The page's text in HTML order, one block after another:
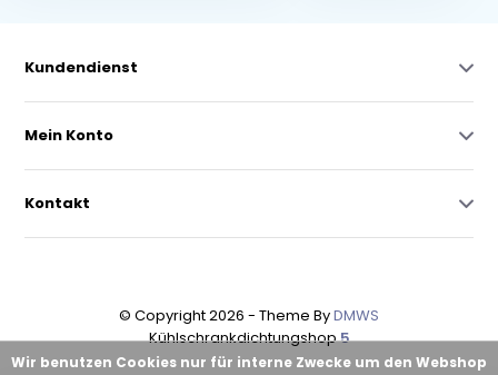
Kundendienst
Mein Konto
Kontakt
© Copyright 2026 - Theme ByDMWS
Kühlschrankdichtungshop5
Wir benutzen Cookies nur für interne Zwecke um den Webshop